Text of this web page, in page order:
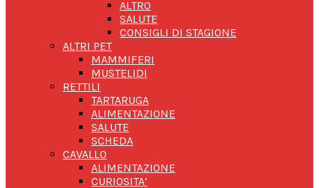
ALTRO
SALUTE
CONSIGLI DI STAGIONE
ALTRI PET
MAMMIFERI
MUSTELIDI
RETTILI
TARTARUGA
ALIMENTAZIONE
SALUTE
SCHEDA
CAVALLO
ALIMENTAZIONE
CURIOSITA’